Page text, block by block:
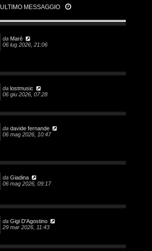
ULTIMO MESSAGGIO
da Marè
06 lug 2026, 21:06
da lostmusic
06 giu 2026, 07:28
da davide fernande
06 mag 2026, 10:47
da Giadina
06 mag 2026, 09:17
da Gigi D'Agostino
29 mar 2026, 11:43